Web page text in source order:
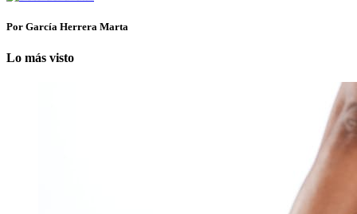
Por García Herrera Marta
Lo más visto